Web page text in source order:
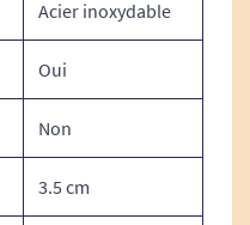
antidérapantes, y
est mouillé !
Acier inoxydable
Oui
Non
3.5 cm